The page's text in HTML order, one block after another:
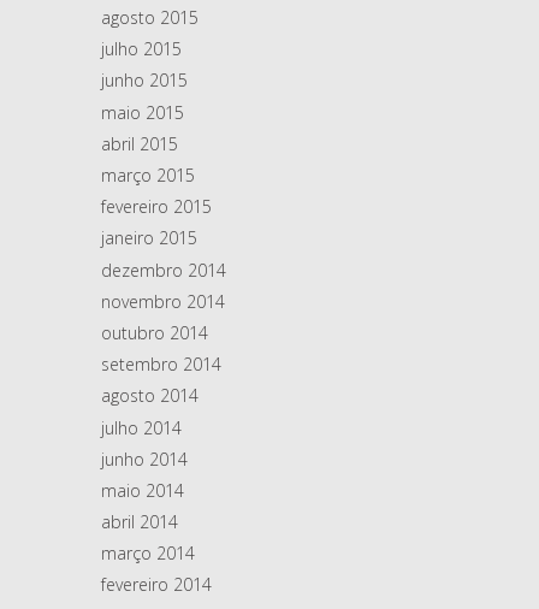
agosto 2015
julho 2015
junho 2015
maio 2015
abril 2015
março 2015
fevereiro 2015
janeiro 2015
dezembro 2014
novembro 2014
outubro 2014
setembro 2014
agosto 2014
julho 2014
junho 2014
maio 2014
abril 2014
março 2014
fevereiro 2014